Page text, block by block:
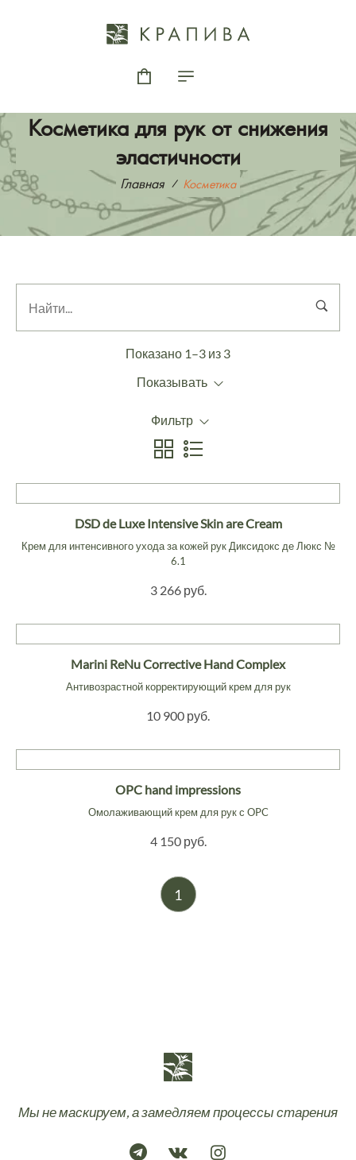
Косметика для рук от снижения
эластичности
Главная Косметика
Показано 1–3 из 3
Показывать
Фильтр
DSD de Luxe Intensive Skin are Cream
Крем для интенсивного ухода за кожей рук Диксидокс де Люкс №
6.1
3 266 руб.
Marini ReNu Corrective Hand Complex
Антивозрастной корректирующий крем для рук
10 900 руб.
OPC hand impressions
Омолаживающий крем для рук с OPC
4 150 руб.
1
Мы не маскируем, а замедляем процессы старения